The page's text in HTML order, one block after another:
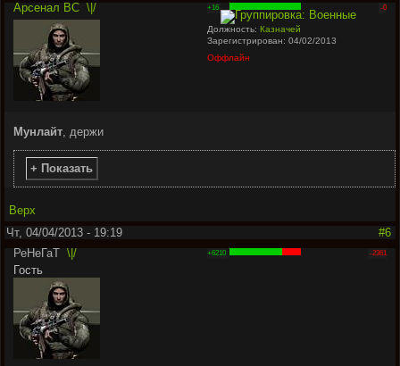
Арсенал ВС \|/ +16 -0
Должность:Казначей
Зарегистрирован: 04/02/2013
Оффлайн
Мунлайт , держи
+ Показать
Верх
Чт, 04/04/2013 - 19:19
#6
РеНеГаТ \|/
Гость
+6210 -2361